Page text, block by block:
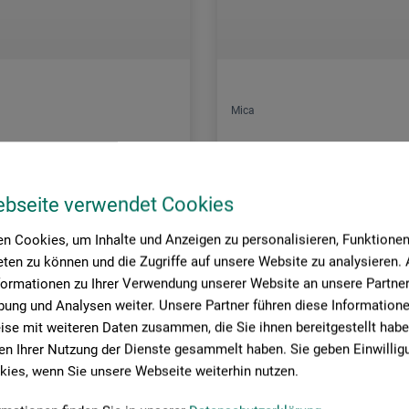
verwendet Cookies
Cookies, um Inhalte und Anzeigen zu personalisieren,
zu können und die Zugriffe auf unsere Website zu analysieren.
zu Ihrer Verwendung unserer Website an unsere
und Analysen weiter. Unsere Partner führen diese
mit weiteren Daten zusammen, die Sie ihnen bereitgestellt
Ihrer Nutzung der Dienste gesammelt haben. Sie geben
wenn Sie unsere Webseite weiterhin nutzen.
9,43 / (netto: EUR 7,86)
Mica
1 qm = EUR 5,36 / (netto: EUR 4,47)
zzgl. Versandkosten